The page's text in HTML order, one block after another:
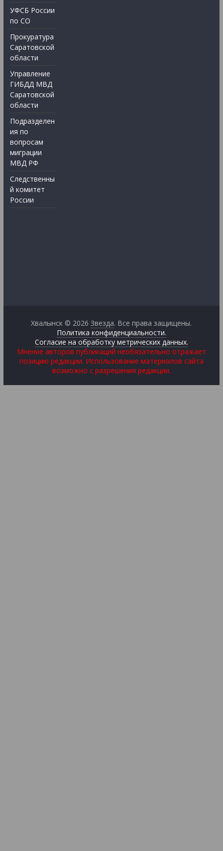
УФСБ России
по СО
Прокуратура
Саратовской
области
Управление
ГИБДД МВД
Саратовской
области
Подразделен
ия по
вопросам
миграции
МВД РФ
Следственны
й комитет
России
Хвалынск © 2026Звезда. Все права защищены.
Политика конфиденциальности.
Согласие на обработку метрических данных.
Мнение авторов публикаций необязательно отражает
позицию редакции. Использование материалов сайта
возможно с разрешения редакции.